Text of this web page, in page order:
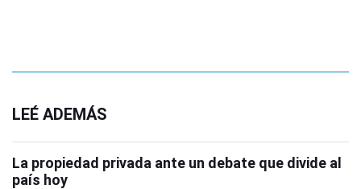
LEÉ ADEMÁS
La propiedad privada ante un debate que divide al
país hoy